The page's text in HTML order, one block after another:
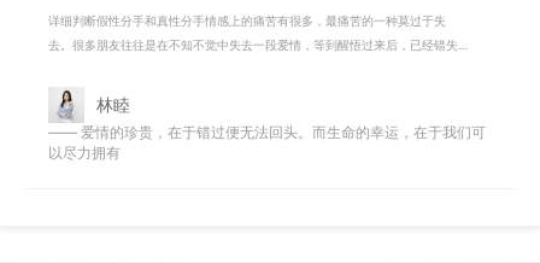
详细判断假性分手和真性分手情感上的痛苦有很多，最痛苦的一种莫过于失
去。很多朋友往往是在不知不觉中失去一段爱情，等到醒悟过来后，已经错失
林睦
—— 爱情的珍贵，在于错过便无法回头。而生命的幸运，在于我们可
以尽力拥有